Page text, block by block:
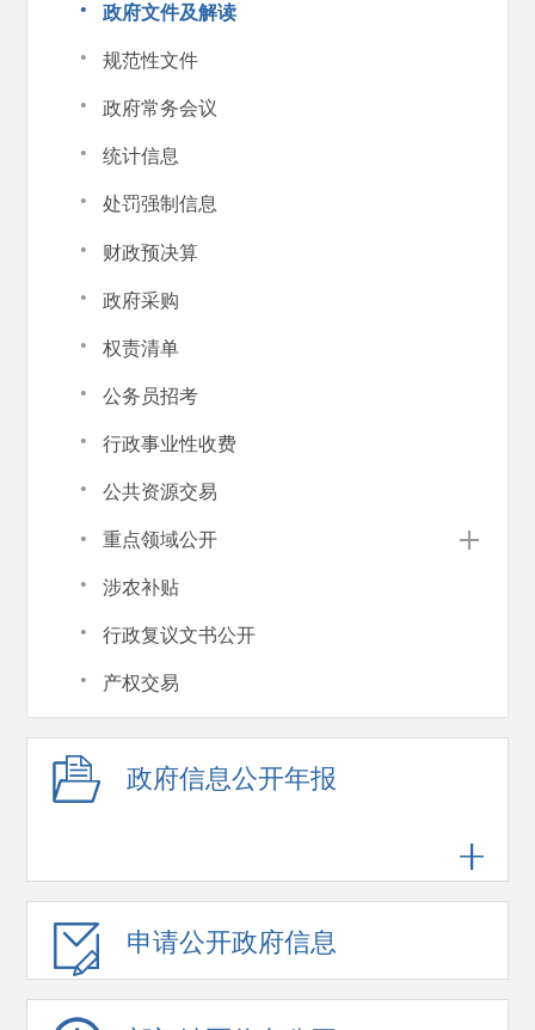
· 政府文件及解读
· 规范性文件
· 政府常务会议
· 统计信息
· 处罚强制信息
· 财政预决算
· 政府采购
· 权责清单
· 公务员招考
· 行政事业性收费
· 公共资源交易
· 重点领域公开
· 涉农补贴
· 行政复议文书公开
· 产权交易
政府信息公开年报
申请公开政府信息